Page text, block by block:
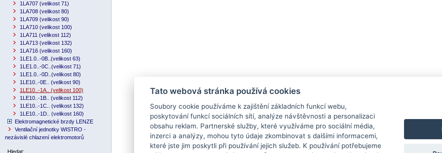
1LA707 (velikost 71)
1LA708 (velikost 80)
1LA709 (velikost 90)
1LA710 (velikost 100)
1LA711 (velikost 112)
1LA713 (velikost 132)
1LA716 (velikost 160)
1LE1.0..-0B..(velikost 63)
1LE1.0..-0C..(velikost 71)
1LE1.0..-0D..(velikost 80)
1LE10..-0E.. (velikost 90)
1LE10..-1A.. (velikost 100)
1LE10..-1B.. (velikost 112)
1LE10..-1C.. (velikost 132)
1LE10..-1D.. (velikost 160)
Elektromagnetické brzdy LENZE
Ventilační jednotky WISTRO -
nezávislé chlazení elektromotorů
Hledat:
Tato webová stránka používá cookies
Soubory cookie používáme k zajištění základních funkcí webu,
poskytování funkcí sociálních sítí, analýze návštěvnosti a personalizaci
obsahu reklam. Partnerské služby, které využíváme pro sociální média,
inzerci a analýzy, mohou tyto údaje zkombinovat s dalšími informacemi,
které jste jim poskytli při používání jejich služeb. K používání potřebujeme